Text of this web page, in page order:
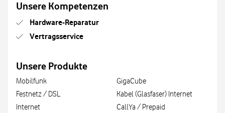
Unsere Kompetenzen
Hardware-Reparatur
Vertragsservice
Unsere Produkte
Mobilfunk
Festnetz / DSL
Internet
GigaCube
Kabel (Glasfaser) Internet
CallYa / Prepaid